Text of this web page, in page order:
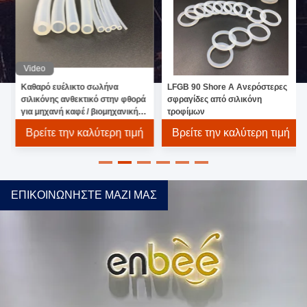
Video
Καθαρό ευέλικτο σωλήνα
σιλικόνης ανθεκτικό στην φθορά
για μηχανή καφέ / βιομηχανική
Βρείτε την καλύτερη τιμή
LFGB 90 Shore A Ανερόστερες
σφραγίδες από σιλικόνη
τροφίμων
Βρείτε την καλύτερη τιμή
ΕΠΙΚΟΙΝΩΝΉΣΤΕ ΜΑΖΊ ΜΑΣ